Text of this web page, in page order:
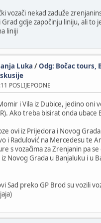
vozači nekad zaduže
gdje započinju liniju, ali to
liniji
Luka /Odg: Bočac tours,
POSLIJEPODNE
i Vila iz Dubice, jedino oni
Ako treba bisirat onda ubace
ovi iz Prijedora i Novog
i Radulović na Mercedesu te
s vozačima za Zrenjanin pa
Novog Grada u Banjaluku i u
Sad preko GP Brod su vozili